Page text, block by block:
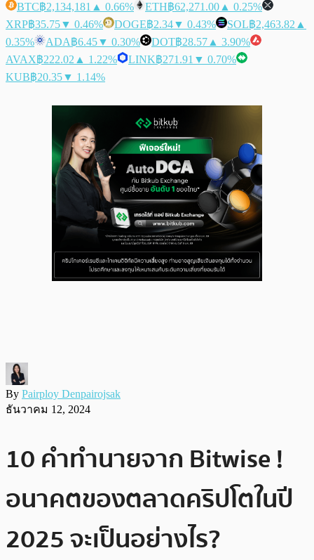
BTC฿2,134,181 ▲ 0.66% ETH฿62,271.00 ▲ 0.25%
XRP฿35.75▼ 0.46% DOGE฿2.34▼ 0.43% SOL฿2,463.82 ▲
0.35%
ADA฿6.45▼ 0.30% DOT฿28.57 ▲ 3.90%
AVAX฿222.02 ▲ 1.22% LINK฿271.91 ▼ 0.70%
KUB฿20.35▼ 1.14%
By Pairploy Denpairojsak
ธันวาคม 12, 2024
10 คำทำนายจาก Bitwise !
อนาคตของตลาดคริปโตในปี
2025 จะเป็นอย่างไร?